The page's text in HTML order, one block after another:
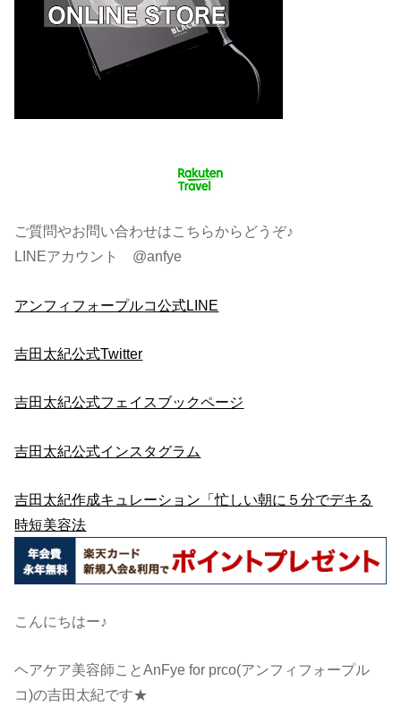
ご質問やお問い合わせはこちらからどうぞ♪
LINEアカウント @anfye
アンフィフォープルコ公式LINE
吉田太紀公式Twitter
吉田太紀公式フェイスブックページ
吉田太紀公式インスタグラム
吉田太紀作成キュレーション「忙しい朝に５分でデキる
時短美容法
こんにちはー♪
ヘアケア美容師ことAnFye for prco(アンフィフォープル
コ)の吉田太紀です★